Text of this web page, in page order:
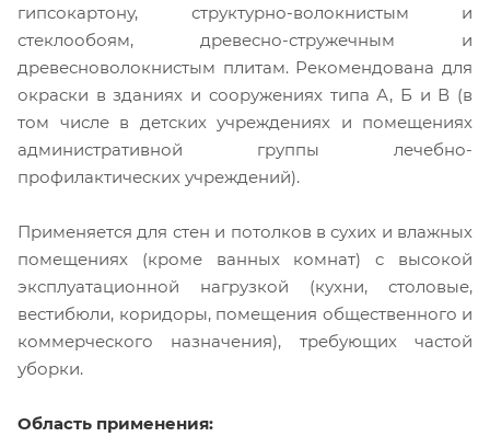
гипсокартону, структурно-волокнистым и
стеклообоям, древесно-стружечным и
древесноволокнистым плитам. Рекомендована для
окраски в зданиях и сооружениях типа А, Б и В (в
том числе в детских учреждениях и помещениях
административной группы лечебно-
профилактических учреждений).
Применяется для стен и потолков в сухих и влажных
помещениях (кроме ванных комнат) c высокой
эксплуатационной нагрузкой (кухни, столовые,
вестибюли, коридоры, помещения общественного и
коммерческого назначения), требующих частой
уборки.
Область применения: